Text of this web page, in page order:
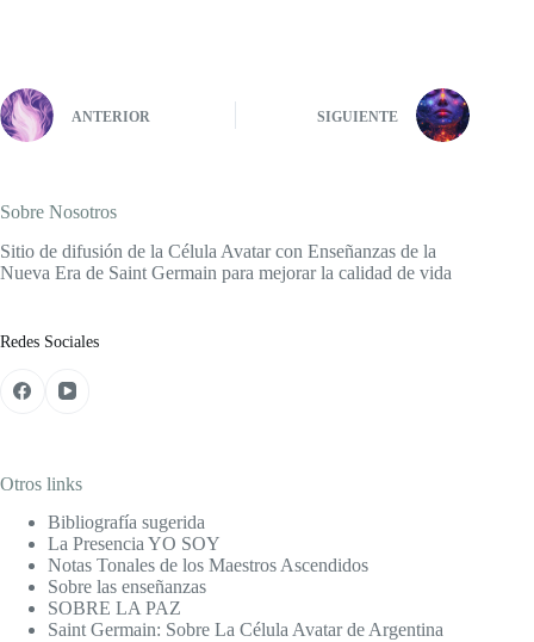
ANTERIOR SIGUIENTE
Sobre Nosotros
Sitio de difusión de la Célula Avatar con Enseñanzas de la
Nueva Era de Saint Germain para mejorar la calidad de vida
Redes Sociales
Otros links
Bibliografía sugerida
La Presencia YO SOY
Notas Tonales de los Maestros Ascendidos
Sobre las enseñanzas
SOBRE LA PAZ
Saint Germain: Sobre La Célula Avatar de Argentina